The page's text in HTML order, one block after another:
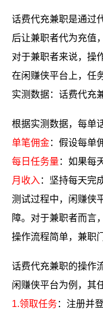
话费代充兼职是通过
后让兼职者代为充值
对于兼职者来说，操
在闲赚侠平台上，任
实测数据：话费代充
根据实测数据，每单
单笔佣金：假设每单
每日任务量：如果每
月收入 ：坚持每天完
测试过程中，闲赚侠
障。对于兼职者而言
操作流程简单，兼职
话费代充兼职的操作
闲赚侠平台为例，其
1.领取任务：注册并